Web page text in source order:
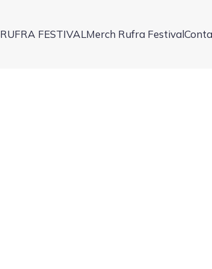
RUFRA FESTIVALMerch Rufra Festival